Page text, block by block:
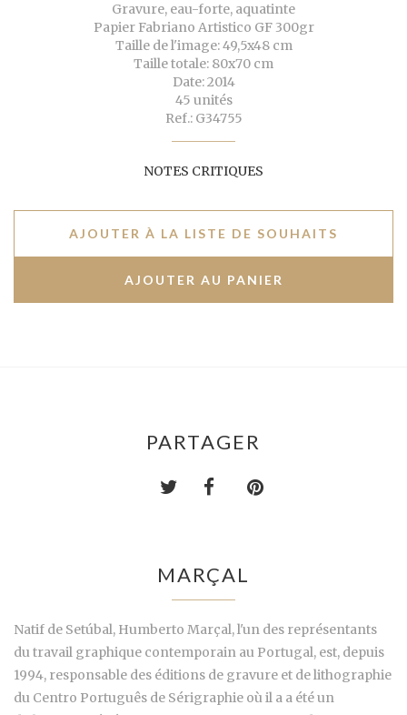
Gravure, eau-forte, aquatinte
Papier Fabriano Artistico GF 300gr
Taille de l'image: 49,5x48 cm
Taille totale: 80x70 cm
Date: 2014
45 unités
Ref.: G34755
NOTES CRITIQUES
AJOUTER À LA LISTE DE SOUHAITS
PARTAGER
MARÇAL
Natif de Setúbal, Humberto Marçal, l'un des représentants
du travail graphique contemporain au Portugal, est, depuis
1994, responsable des éditions de gravure et de lithographie
du Centro Português de Sérigraphie où il a a été un